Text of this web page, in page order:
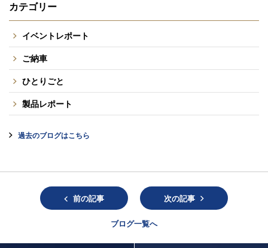
カテゴリー
イベントレポート
ご納車
ひとりごと
製品レポート
過去のブログはこちら
前の記事
ブログ一覧へ
次の記事